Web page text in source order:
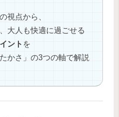
視点から、
大人も快適に過ごせる
ント を
かさ」の3つの軸で解説